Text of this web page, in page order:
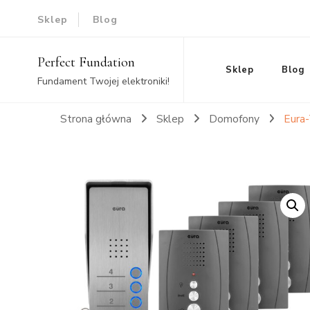
Sklep Blog
Perfect Fundation
Fundament Twojej elektroniki!
Sklep Blog
Strona główna Sklep Domofony